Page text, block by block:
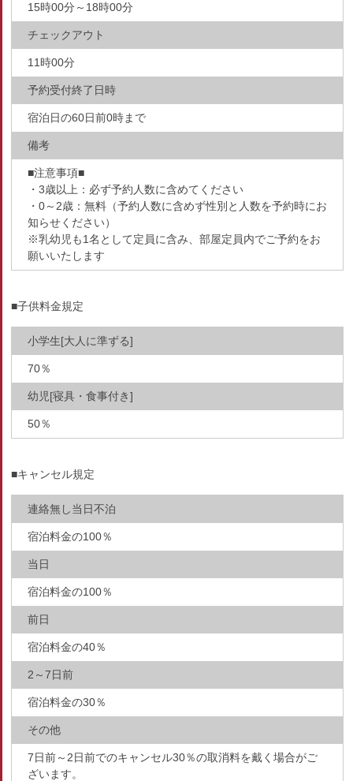
15時00分～18時00分
チェックアウト
11時00分
予約受付終了日時
宿泊日の60日前0時まで
備考
■注意事項■
・3歳以上：必ず予約人数に含めてください
・0～2歳：無料（予約人数に含めず性別と人数を予約時にお
知らせください）
※乳幼児も1名として定員に含み、部屋定員内でご予約をお
願いいたします
■子供料金規定
小学生[大人に準ずる]
70％
幼児[寝具・食事付き]
50％
■キャンセル規定
連絡無し当日不泊
宿泊料金の100％
当日
宿泊料金の100％
前日
宿泊料金の40％
2～7日前
宿泊料金の30％
その他
7日前～2日前でのキャンセル30％の取消料を戴く場合がご
ざいます。